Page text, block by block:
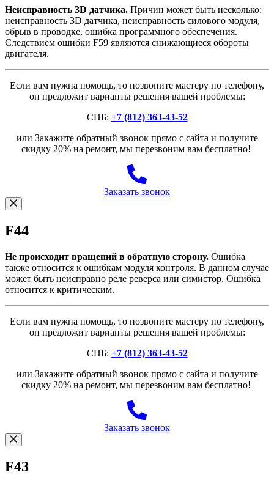
Неисправность 3D датчика. Причин может быть несколько:
неисправность 3D датчика, неисправность силового модуля,
обрыв в проводке, ошибка программного обеспечения.
Следствием ошибки F59 являются снижающиеся обороты
двигателя.
Если вам нужна помощь, то позвоните мастеру по телефону,
он предложит варианты решения вашей проблемы:
СПБ: +7 (812) 363-43-52
или Закажите обратный звонок прямо с сайта и получите
скидку 20% на ремонт, мы перезвоним вам бесплатно!
Заказать звонок
F44
Не происходит вращений в обратную сторону. Ошибка
также относится к ошибкам модуля контроля. В данном случае
может быть неисправно реле реверса или симистор. Ошибка
относится к критическим.
Если вам нужна помощь, то позвоните мастеру по телефону,
он предложит варианты решения вашей проблемы:
СПБ: +7 (812) 363-43-52
или Закажите обратный звонок прямо с сайта и получите
скидку 20% на ремонт, мы перезвоним вам бесплатно!
Заказать звонок
F43